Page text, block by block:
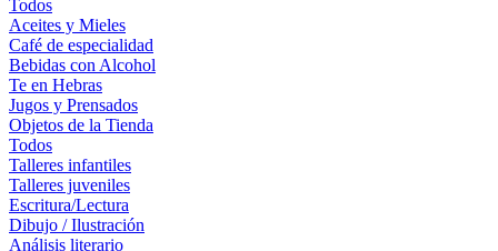
Todos
Aceites y Mieles
Café de especialidad
Bebidas con Alcohol
Te en Hebras
Jugos y Prensados
Objetos de la Tienda
Todos
Talleres infantiles
Talleres juveniles
Escritura/Lectura
Dibujo / Ilustración
Análisis literario